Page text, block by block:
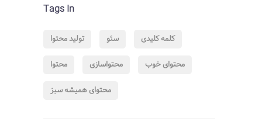
Tags In
تولید محتوا سئو
کلمه کلیدی
محتوا
محتواسازی
محتوای خوب
محتوای همیشه سبز